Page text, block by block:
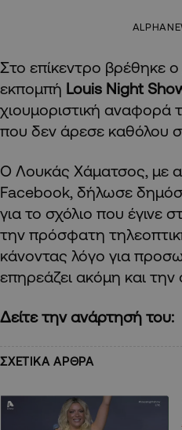
Στο επίκεντρο βρέθηκε ο
εκπομπή Louis Night
χιουμοριστική αναφορά
που δεν άρεσε καθόλου
Ο Λουκάς Χάματσος, με
Facebook, δήλωσε
για το σχόλιο που έγινε
την πρόσφατη
κάνοντας λόγο για
επηρεάζει ακόμη και την
Δείτε την ανάρτησή του:
ΣΧΕΤΙΚΑ ΑΡΘΡΑ